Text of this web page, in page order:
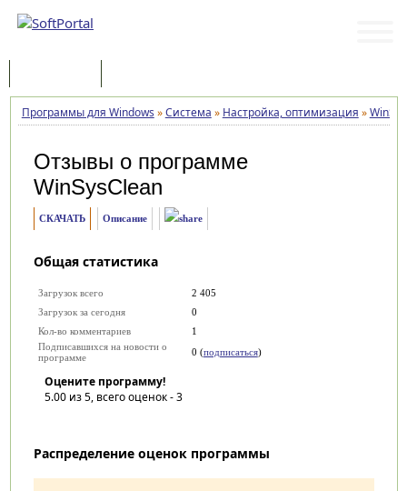
Программы для Windows »Система » Настройка, оптимизация »
Отзывы о программе
WinSysClean
СКАЧАТЬ Описание
Общая статистика
Загрузок всего
2 405
Загрузок за сегодня
0
Кол-во комментариев
1
Подписавшихся на новости о
программе
0 (подписаться)
Оцените программу!
5.00из 5, всего оценок -3
Распределение оценок программы